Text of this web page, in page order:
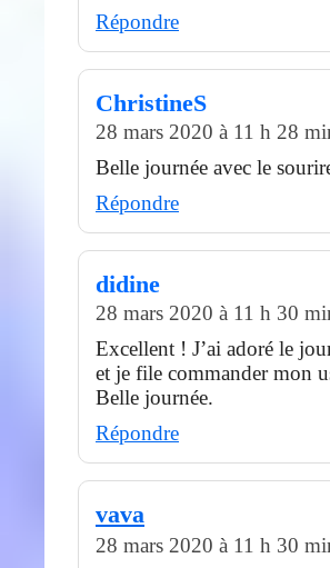
Répondre
ChristineS
28 mars 2020 à 11 h 28
Belle journée avec le
Répondre
didine
28 mars 2020 à 11 h 30
Excellent ! J’ai adoré le
et je file commander mon
Belle journée.
Répondre
vava
28 mars 2020 à 11 h 30